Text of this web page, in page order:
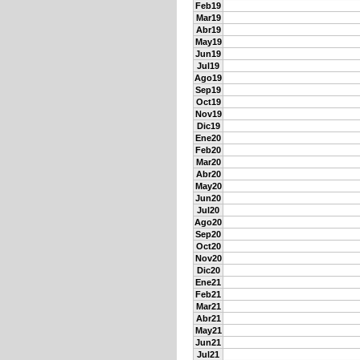
Feb19
Mar19
Abr19
May19
Jun19
Jul19
Ago19
Sep19
Oct19
Nov19
Dic19
Ene20
Feb20
Mar20
Abr20
May20
Jun20
Jul20
Ago20
Sep20
Oct20
Nov20
Dic20
Ene21
Feb21
Mar21
Abr21
May21
Jun21
Jul21